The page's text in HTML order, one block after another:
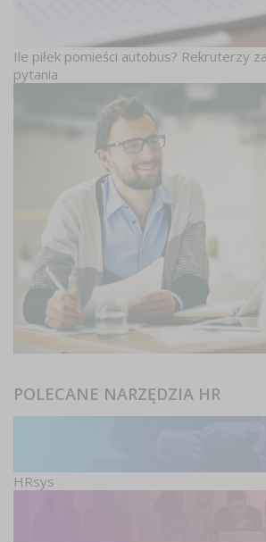
Ile piłek pomieści autobus? Rekruterzy
pytania
POLECANE NARZĘDZIA HR
HRsys